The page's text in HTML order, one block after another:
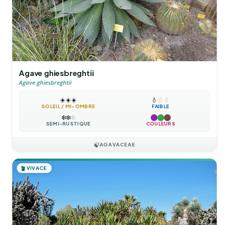
Agave ghiesbreghtii
Agave ghiesbreghtii
☀️☀️☀️
SOLEIL / MI-OMBRE
💧 💧 💧
FAIBLE
❄️❄️❄️
SEMI-RUSTIQUE COULEURS
🍃AGAVACEAE
🪴 VIVACE